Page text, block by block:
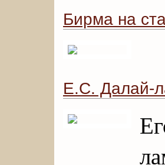
Бирма на
Е.С. Далай-